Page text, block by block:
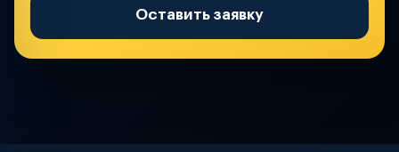
Оставить заявку